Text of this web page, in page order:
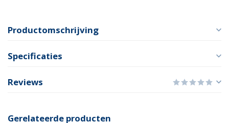
Productomschrijving
Specificaties
Reviews
Gerelateerde producten